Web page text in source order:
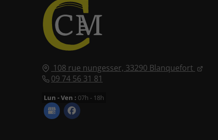
108 rue nungesser, 33290 Blanquefort
09 74 56 31 81
Lun - Ven : 07h - 18h